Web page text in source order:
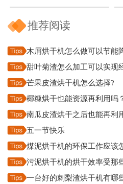
推荐阅读
木屑烘干机怎么做可以节能
甜叶菊渣怎么加工可以实现
芒果皮渣烘干机怎么选择?
椰糠烘干也能资源再利用吗
南瓜皮渣烘干之后也能再利
五一节快乐
煤泥烘干机的环保工作应该
污泥烘干机的烘干效率受那
一台好的刺梨渣烘干机有哪